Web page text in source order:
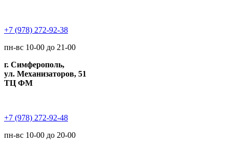
+7 (978) 272-92-38
пн-вс 10-00 до 21-00
г. Симферополь,
ул. Механизаторов, 51
ТЦ ФМ
+7 (978) 272-92-48
пн-вс 10-00 до 20-00